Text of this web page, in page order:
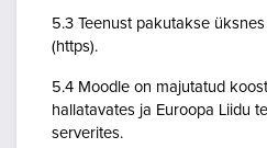
5.3 Teenust pakutakse
(https).
5.4 Moodle on majutatud
hallatavates ja Euroopa Liidu
serverites.